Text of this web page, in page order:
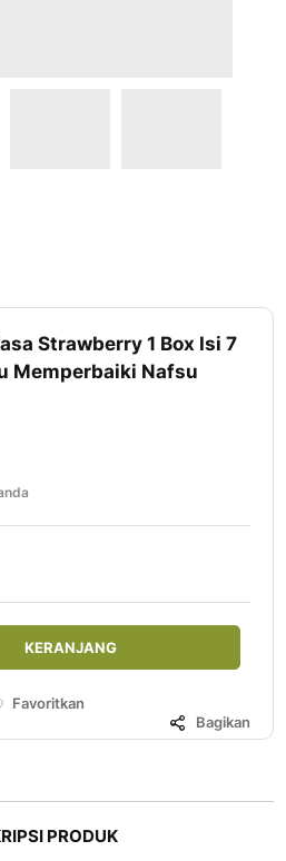
Strawberry 1 Box Isi 7
Memperbaiki Nafsu
Bagikan
KERANJANG
Favoritkan
PRODUK